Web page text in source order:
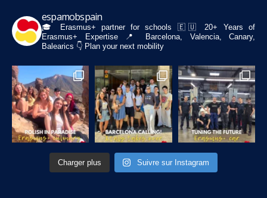
espamobspain
🎓 Erasmus+ partner for schools 🇪🇺 20+ Years of
Erasmus+ Expertise📍 Barcelona, Valencia, Canary,
Balearics 👇 Plan your next mobility
Charger plus Suivre sur Instagram